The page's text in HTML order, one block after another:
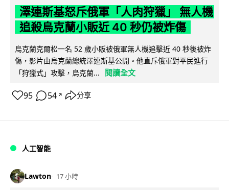
澤連斯基怒斥俄軍「人肉狩獵」 無人機
追殺烏克蘭小販近 40 秒仍被炸傷
烏克蘭克爾松一名 52 歲小販被俄軍無人機追擊近 40 秒後被炸
傷，影片由烏克蘭總統澤連斯基公開。他直斥俄軍對平民進行
「狩獵式」攻擊，烏克蘭...
閱讀全文
95 54 ↗ 分享
人工智能
Lawton 17 小時